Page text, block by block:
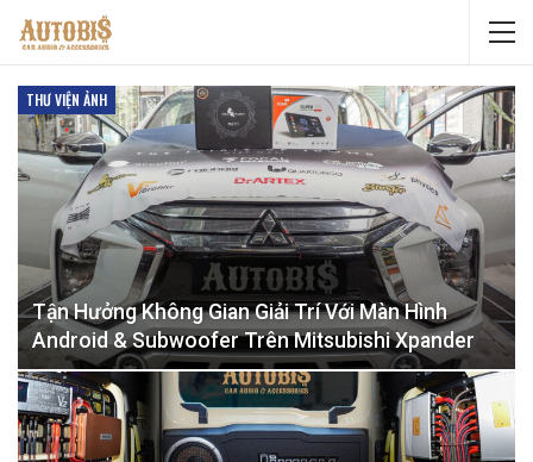
THƯ VIỆN ẢNH
Tận Hưởng Không Gian Giải Trí Với Màn Hình
Android & Subwoofer Trên Mitsubishi Xpander